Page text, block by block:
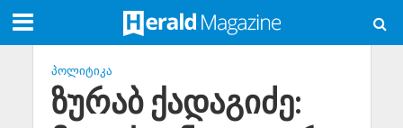
ᲞᲝᲚᲘᲢᲘᲙᲐ
ზურაბ ქადაგიძე: